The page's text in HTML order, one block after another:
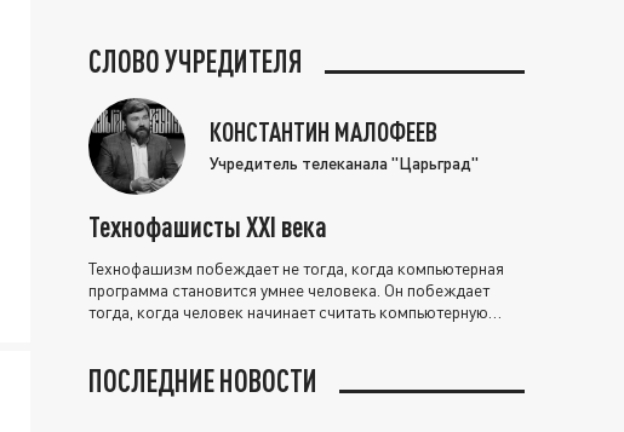
СЛОВО УЧРЕДИТЕЛЯ
КОНСТАНТИН МАЛОФЕЕВ
Учредитель телеканала "Царьград"
Технофашисты XXI века
Технофашизм побеждает не тогда, когда компьютерная
программа становится умнее человека. Он побеждает
тогда, когда человек начинает считать компьютерную
ПОСЛЕДНИЕ НОВОСТИ